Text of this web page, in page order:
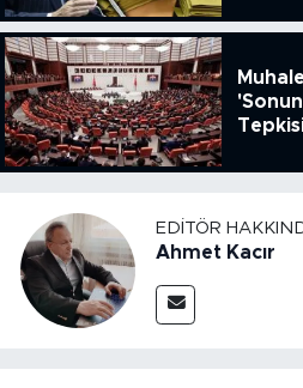
Kanun
EDITÖR
Ahmet Kacır